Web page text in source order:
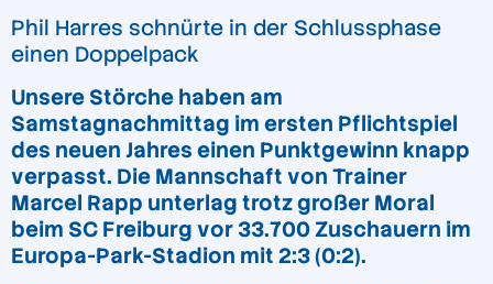
Phil Harres schnürte in der Schlussphase
einen Doppelpack
Unsere Störche haben am
Samstagnachmittag im ersten Pflichtspiel
des neuen Jahres einen Punktgewinn knapp
verpasst. Die Mannschaft von Trainer
Marcel Rapp unterlag trotz großer Moral
beim SC Freiburg vor 33.700 Zuschauern im
Europa-Park-Stadion mit 2:3 (0:2).